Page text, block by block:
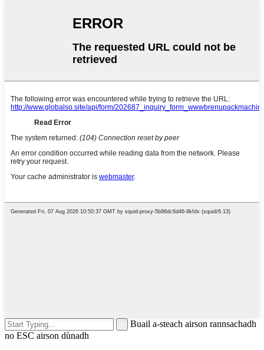
Buail a-steach airson rannsachadh
no ESC airson dùnadh